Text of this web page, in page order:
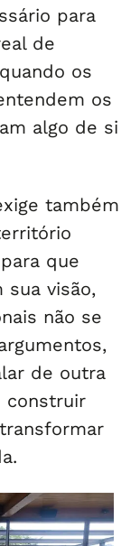
para
de
os
os
algo de si
também
que
sua visão,
não se
de outra
construir